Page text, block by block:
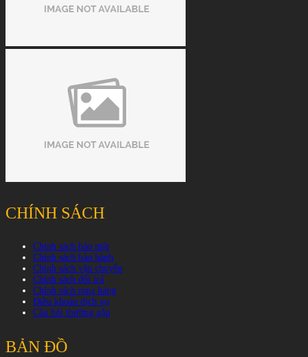
CHÍNH SÁCH
Chính sách bảo mật
Chính sách bảo hành
Chính sách vận chuyển
Chính sách đổi trả
Chính sách mua hàng
Điều khoản dịch vụ
Câu hỏi thường gặp
BẢN ĐỒ